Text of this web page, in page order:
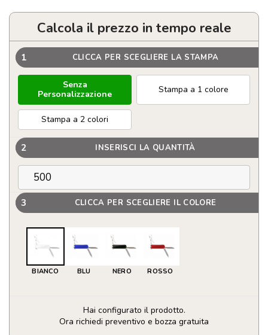
Calcola il prezzo in tempo reale
1 CLICCA PER SCEGLIERE LA STAMPA
Senza
Personalizzazione
Stampa a 1 colore
Stampa a 2 colori
2 INSERISCI LA QUANTITÀ
3 CLICCA PER SCEGLIERE IL COLORE
BIANCO BLU NERO ROSSO
Hai configurato il prodotto.
Ora richiedi preventivo e bozza gratuita